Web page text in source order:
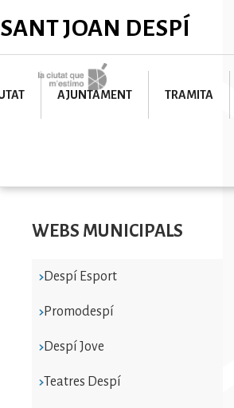
al
SANT JOAN DESPÍ
Imatge
AJUNTAMENT TRAMITA
WEBS MUNICIPALS
Despí Esport
Promodespí
Despí Jove
Teatres Despí